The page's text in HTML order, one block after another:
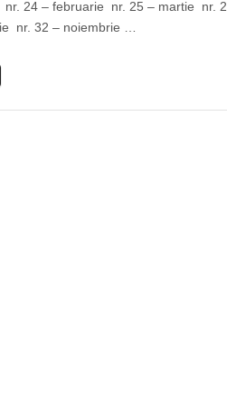
nr. 24 – februarie nr. 25 – martie
nr. 32 – noiembrie …